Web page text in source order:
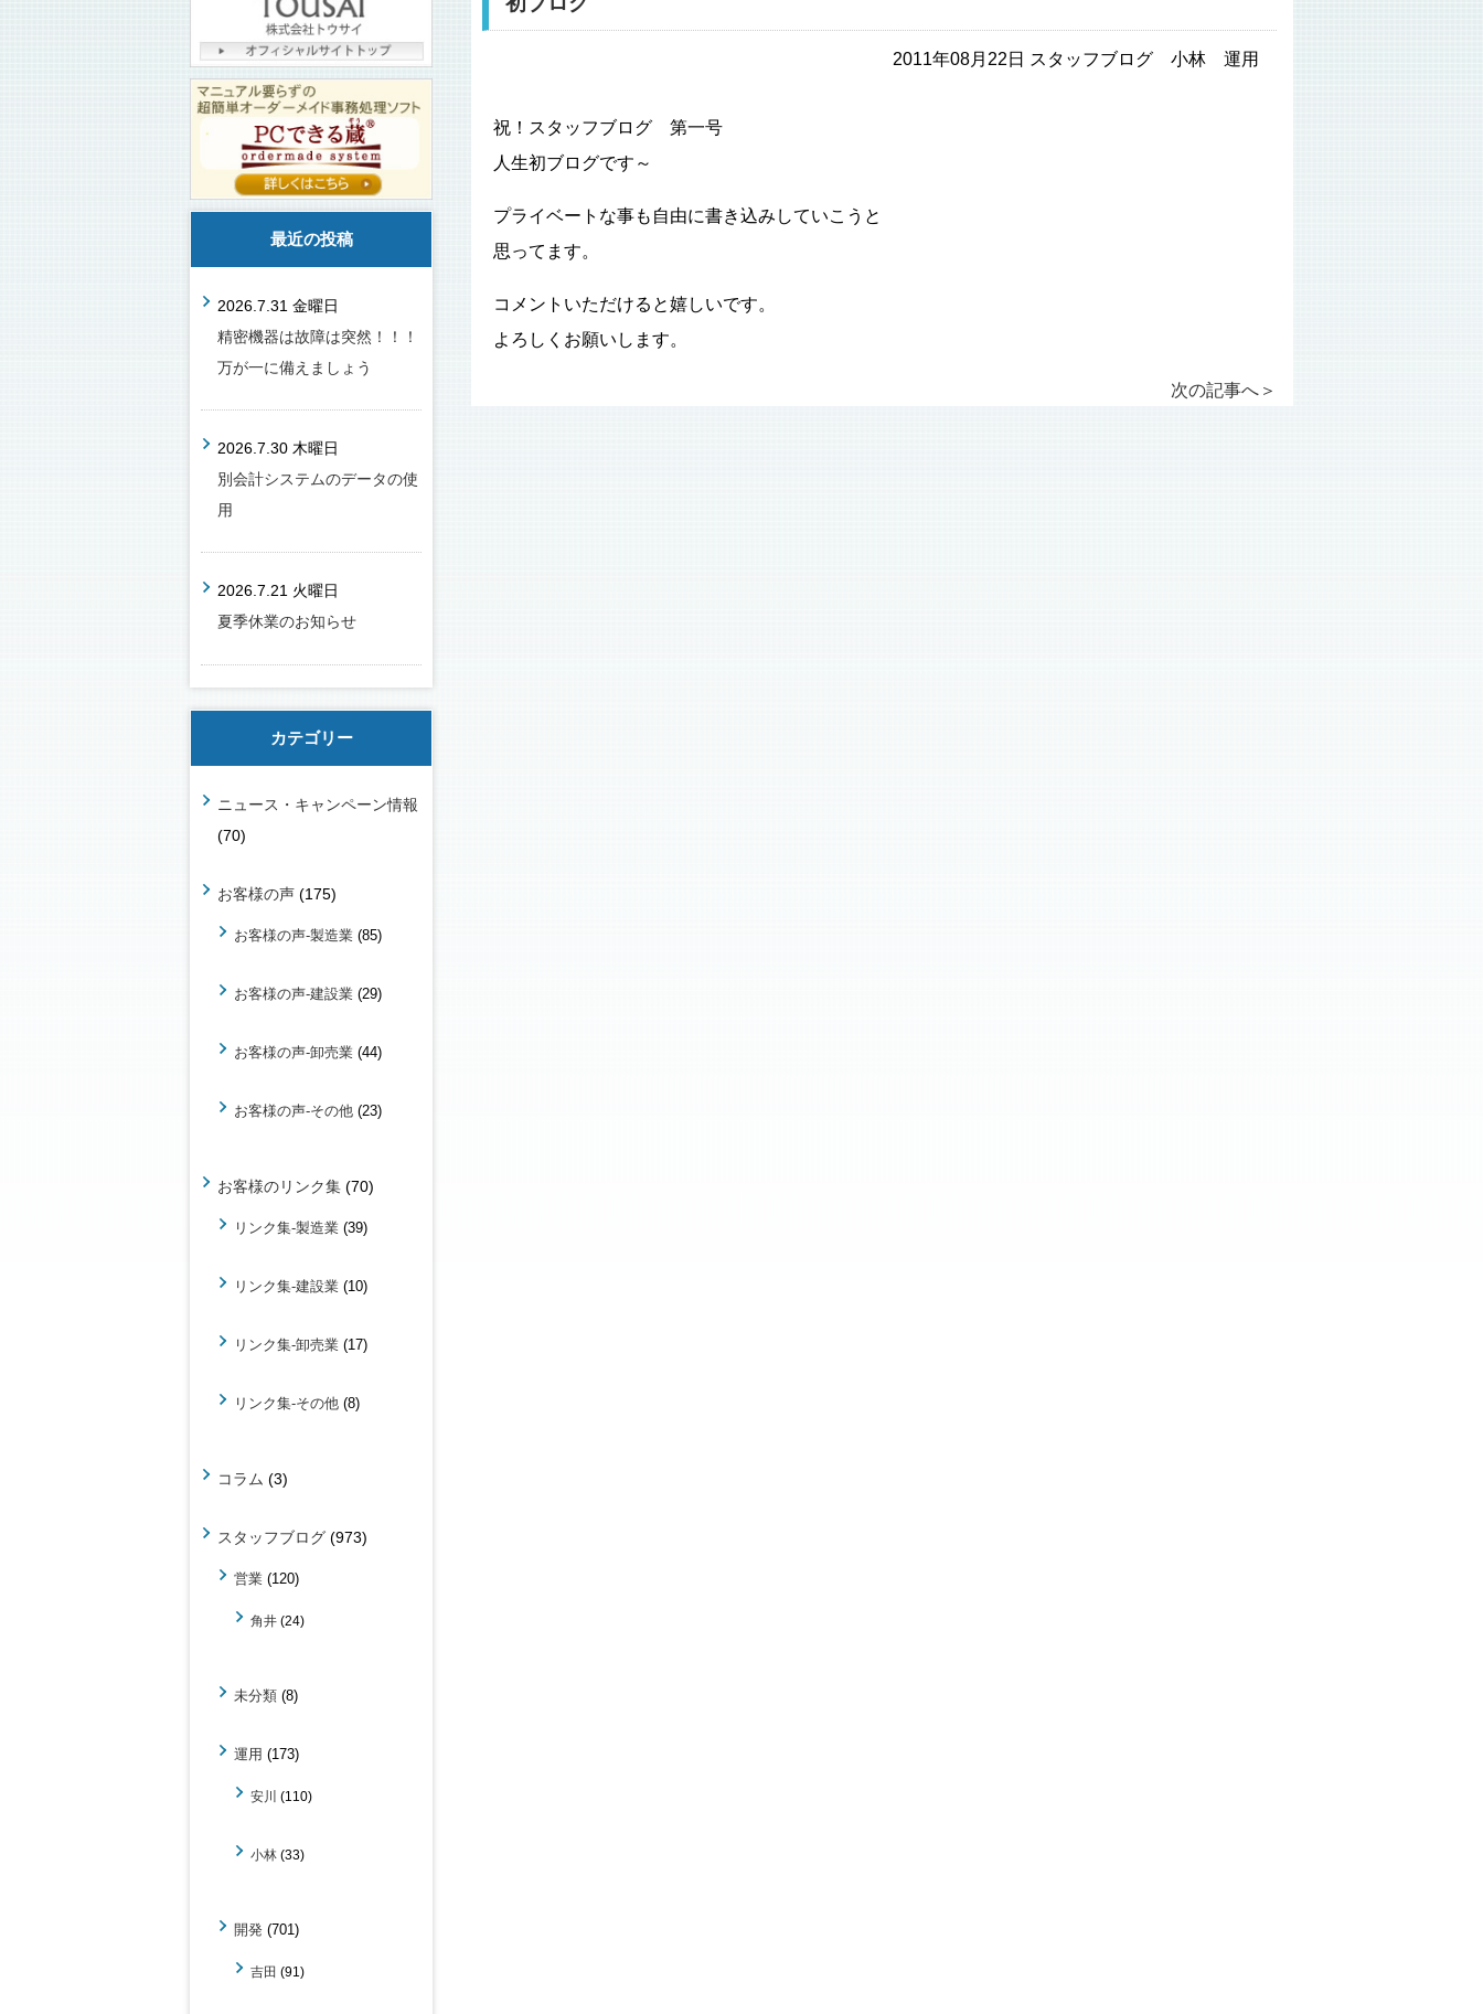
2011年08月22日 スタッフブログ 小林 運用
祝！スタッフブログ 第一号
人生初ブログです～
プライベートな事も自由に書き込みしていこうと
思ってます。
コメントいただけると嬉しいです。
よろしくお願いします。
次の記事へ ＞
最近の投稿
2026.7.31 金曜日
精密機器は故障は突然！！！
万が一に備えましょう
2026.7.30 木曜日
別会計システムのデータの使
用
2026.7.21 火曜日
夏季休業のお知らせ
カテゴリー
ニュース・キャンペーン情報
(70)
お客様の声 (175)
お客様の声-製造業 (85)
お客様の声-建設業 (29)
お客様の声-卸売業 (44)
お客様の声-その他 (23)
お客様のリンク集 (70)
リンク集-製造業 (39)
リンク集-建設業 (10)
リンク集-卸売業 (17)
リンク集-その他 (8)
コラム (3)
スタッフブログ (973)
営業 (120)
角井 (24)
未分類 (8)
運用 (173)
安川 (110)
小林 (33)
開発 (701)
吉田 (91)